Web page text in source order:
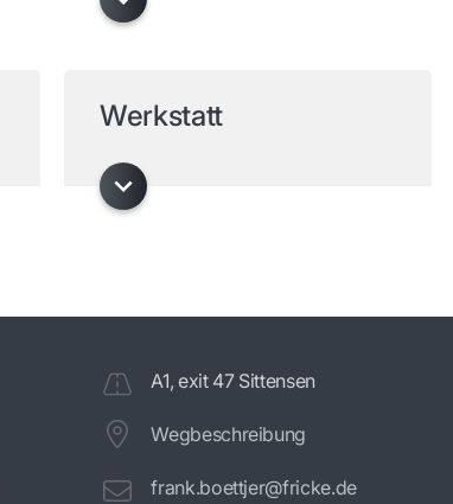
Werkstatt
A1, exit 47 Sittensen
Wegbeschreibung
frank.boettjer@fricke.de